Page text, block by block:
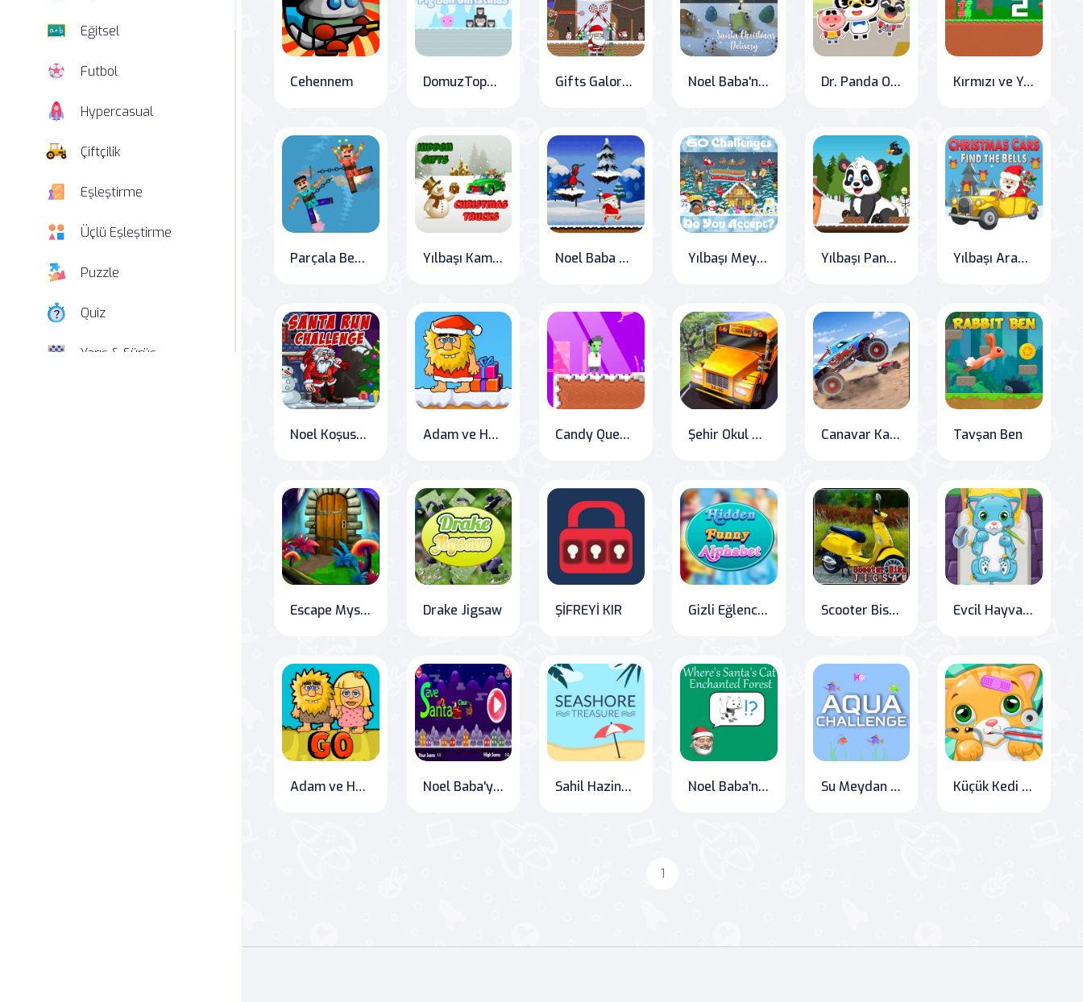
Eğitsel
Futbol
Hypercasual
Çiftçilik
Eşleştirme
Üçlü Eşleştirme
Puzzle
Quiz
Yarış & Sürüş
Cehennem DomuzTopu Noel Gifts Galore: The Santa Rescue Adventure Noel Baba'nın Hediye Dağıtımı Dr. Panda Okulu Kırmızı ve Yeşil'in Şeker Macerası
Parçala Bebek Savaşı Yılbaşı Kamyonları Gizli Hediyeler Noel Baba Yılbaşı Koşusu Yılbaşı Meydan Okuma Oyunu Yılbaşı Panda Macerası Yılbaşı Arabaları Zili Bul
Noel Koşusu Mücadelesi Adam ve Havva Yılbaşı Macerası Candy Quest: Pixelkenstein's Haunted Halloween Şehir Okul Otobüsü Sürme Canavar Kamyon Yarışı Efsanesi Tavşan Ben
Escape Mystery Room Drake Jigsaw ŞİFREYİ KIR Gizli Eğlenceli Alfabe Scooter Bisikleti Yapboz Evcil Hayvan Doktoru: Hayvan Bakım Oyunu
Adam ve Havva Macerası Noel Baba'yı Kurtar Sahil Hazinesi Noel Baba'nın Kedisi Büyülü Ormanda Nerede? Su Meydan Okuması Küçük Kedi Doktoru: Evcil Hayvan Veteriner Oyunu
1